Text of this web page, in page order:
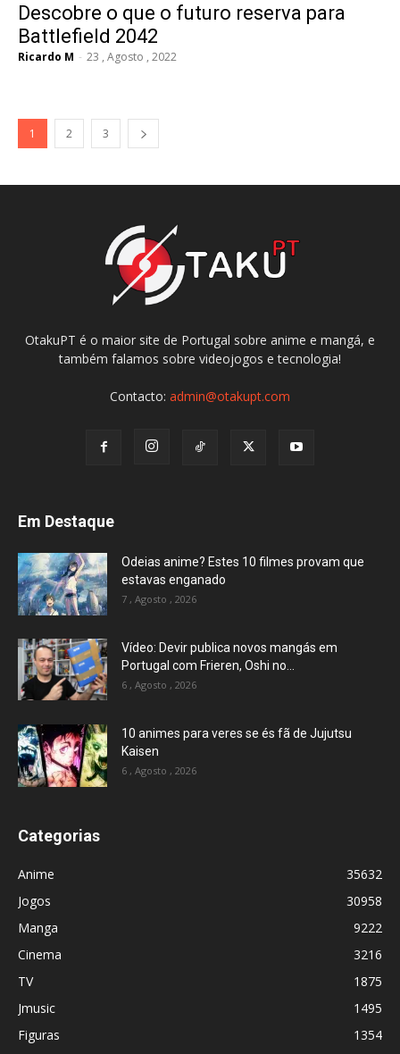
Descobre o que o futuro reserva para
Battlefield 2042
Ricardo M - 23 , Agosto , 2022
1 2 3
OtakuPT é o maior site de Portugal sobre anime e mangá, e
também falamos sobre videojogos e tecnologia!
Contacto: admin@otakupt.com
Em Destaque
Odeias anime? Estes 10 filmes provam que
estavas enganado
7 , Agosto , 2026
Vídeo: Devir publica novos mangás em
Portugal com Frieren, Oshi no...
6 , Agosto , 2026
10 animes para veres se és fã de Jujutsu
Kaisen
6 , Agosto , 2026
Categorias
Anime
35632
Jogos
30958
Manga
9222
Cinema
3216
TV
1875
Jmusic
1495
Figuras
1354